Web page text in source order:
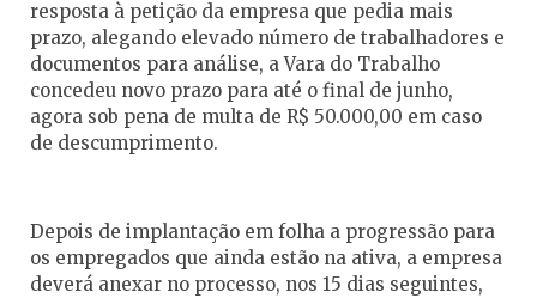
resposta à petição da empresa que pedia mais
prazo, alegando elevado número de trabalhadores e
documentos para análise, a Vara do Trabalho
concedeu novo prazo para até o final de junho,
agora sob pena de multa de R$ 50.000,00 em caso
de descumprimento.
Depois de implantação em folha a progressão para
os empregados que ainda estão na ativa, a empresa
deverá anexar no processo, nos 15 dias seguintes,